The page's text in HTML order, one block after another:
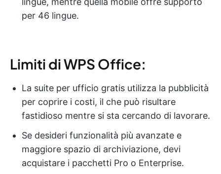
per 46 lingue.
Limiti di WPS Office:
La suite per ufficio gratis utilizza la pubblicità
per coprire i costi, il che può risultare
fastidioso mentre si sta cercando di lavorare.
Se desideri funzionalità più avanzate e
maggiore spazio di archiviazione, devi
acquistare i pacchetti Pro o Enterprise.